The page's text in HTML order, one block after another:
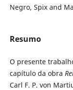
Negro, Spix and
Resumo
O presente
capítulo da obra
Carl F. P. von